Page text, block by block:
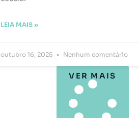
LEIA MAIS »
outubro 16, 2025 Nenhum comentário
VER MAIS